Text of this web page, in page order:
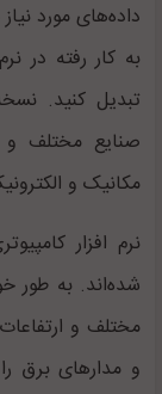
داده‌های مورد
به کار رفته در
تبدیل کنید.
صنایع مختلف و
مکانیک و
نرم افزار
شده‌اند. به طور
مختلف و
و مدارهای برق